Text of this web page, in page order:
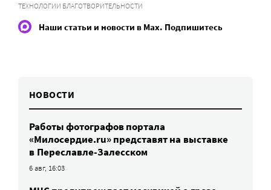
ТЕХНОЛОГИИ БЛАГОТВОРИТЕЛЬНОСТИ
Наши статьи и новости в Max. Подпишитесь
НОВОСТИ
Работы фотографов портала
«Милосердие.ru» представят на выставке
в Переславле-Залесском
6 авг, 16:03